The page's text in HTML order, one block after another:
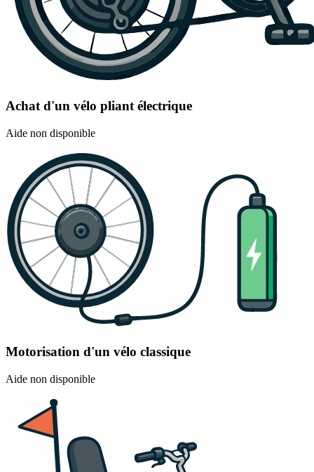
Achat d'un vélo pliant électrique
Aide non disponible
Motorisation d'un vélo classique
Aide non disponible